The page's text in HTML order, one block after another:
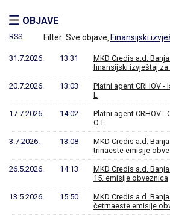
OBJAVE
RSS Filter: Sve objave, Finansijski
31.7.2026. 13:31
MKD Credis a.d.
finansijski izvještaj za
20.7.2026. 13:03
Platni agent CRHOV -
L
17.7.2026. 14:02
Platni agent CRHOV -
O-L
3.7.2026. 13:08
MKD Credis a.d.
trinaeste emisije
26.5.2026. 14:13
MKD Credis a.d.
15. emisije obveznica
13.5.2026. 15:50
MKD Credis a.d.
četrnaeste emisije